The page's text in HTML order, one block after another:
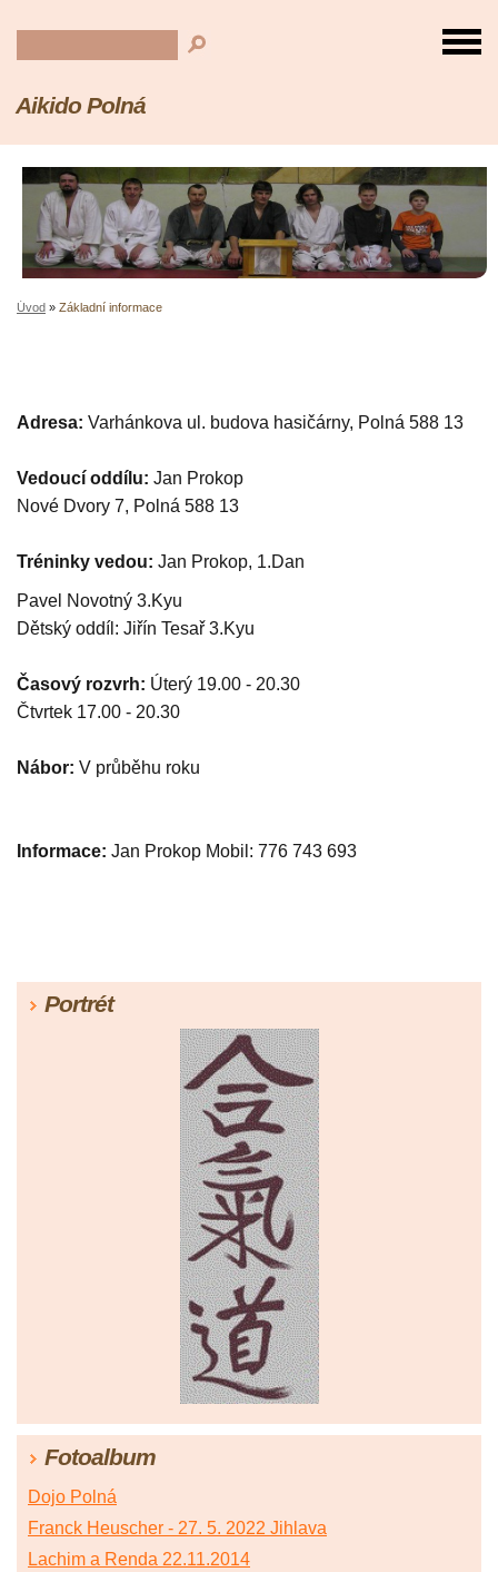
Aikido Polná
Úvod » Základní informace
Adresa: Varhánkova ul. budova hasičárny, Polná 588 13
Vedoucí oddílu: Jan Prokop
Nové Dvory 7, Polná 588 13
Tréninky vedou: Jan Prokop, 1.Dan
Pavel Novotný 3.Kyu
Dětský oddíl: Jiřín Tesař 3.Kyu
Časový rozvrh: Úterý 19.00 - 20.30
Čtvrtek 17.00 - 20.30
Nábor: V průběhu roku
Informace: Jan Prokop Mobil: 776 743 693
Portrét
Fotoalbum
Dojo Polná
Franck Heuscher - 27. 5. 2022 Jihlava
Lachim a Renda 22.11.2014